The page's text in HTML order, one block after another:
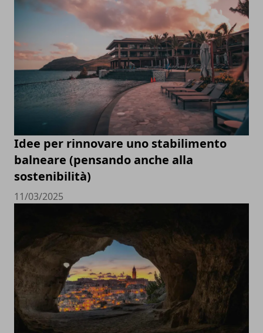
Idee per rinnovare uno stabilimento
balneare (pensando anche alla
sostenibilità)
11/03/2025